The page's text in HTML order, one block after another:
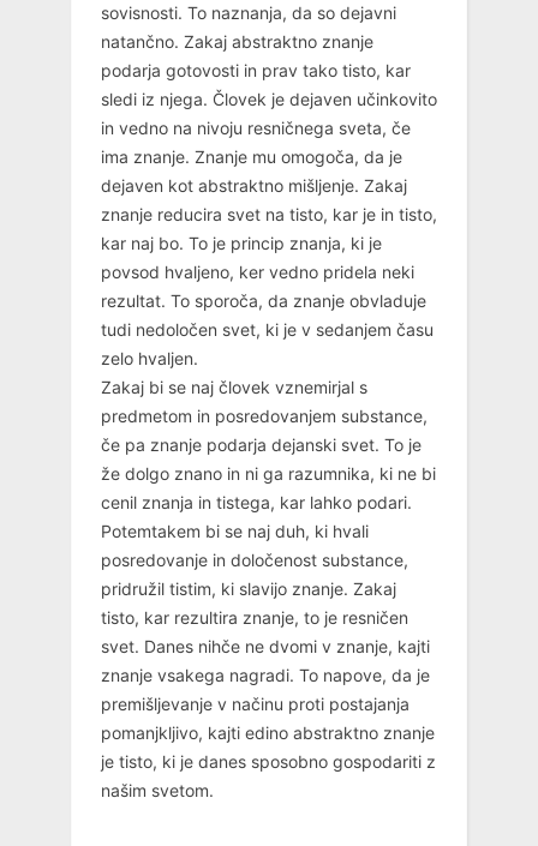
sovisnosti. To naznanja, da so dejavni
natančno. Zakaj abstraktno znanje
podarja gotovosti in prav tako tisto, kar
sledi iz njega. Človek je dejaven učinkovito
in vedno na nivoju resničnega sveta, če
ima znanje. Znanje mu omogoča, da je
dejaven kot abstraktno mišljenje. Zakaj
znanje reducira svet na tisto, kar je in tisto,
kar naj bo. To je princip znanja, ki je
povsod hvaljeno, ker vedno pridela neki
rezultat. To sporoča, da znanje obvladuje
tudi nedoločen svet, ki je v sedanjem času
zelo hvaljen.
Zakaj bi se naj človek vznemirjal s
predmetom in posredovanjem substance,
če pa znanje podarja dejanski svet. To je
že dolgo znano in ni ga razumnika, ki ne bi
cenil znanja in tistega, kar lahko podari.
Potemtakem bi se naj duh, ki hvali
posredovanje in določenost substance,
pridružil tistim, ki slavijo znanje. Zakaj
tisto, kar rezultira znanje, to je resničen
svet. Danes nihče ne dvomi v znanje, kajti
znanje vsakega nagradi. To napove, da je
premišljevanje v načinu proti postajanja
pomanjkljivo, kajti edino abstraktno znanje
je tisto, ki je danes sposobno gospodariti z
našim svetom.